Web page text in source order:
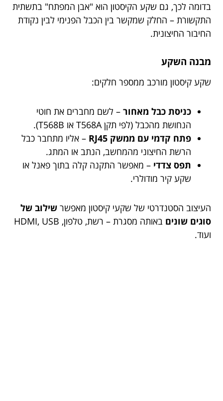
בדומה לכך, גם שקע הקיסטון הוא "אבן המפתח" בתשתית
התקשורת – החלק שמקשר בין הכבל הפנימי לבין נקודת
החיבור החיצונית.
מבנה השקע
שקע קיסטון מורכב ממספר חלקים:
כניסת כבל מאחור – לשם מחברים את חוטי
הנחושת מהכבל (לפי תקן T568A או T568B).
פתח קדמי עם ממשק RJ45
– אליו מתחבר כבל
הרשת החיצוני מהמחשב, הנתב או המתג.
תפס צדדי – מאפשר התקנה קלה בתוך פאנל או
שקע קיר מודולרי.
העיצוב הסטנדרטי של שקעי קיסטון מאפשר שילוב של
סוגים שונים
באותה מסגרת – רשת, טלפון, HDMI, USB
ועוד.